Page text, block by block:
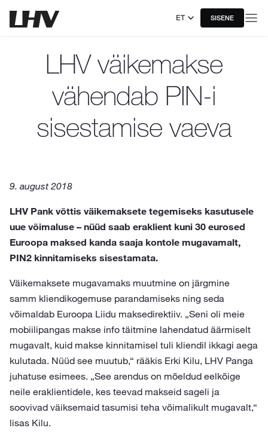
ET SISENE
LHV väikemakse
vähendab PIN-i
sisestamise vaeva
9. august 2018
LHV Pank võttis väikemaksete tegemiseks kasutusele
uue võimaluse – nüüd saab eraklient kuni 30 eurosed
Euroopa maksed kanda saaja kontole mugavamalt,
PIN2 kinnitamiseks sisestamata.
Väikemaksete mugavamaks muutmine on järgmine
samm kliendikogemuse parandamiseks ning seda
võimaldab Euroopa Liidu maksedirektiiv. „Seni oli meie
mobiilipangas makse info täitmine lahendatud äärmiselt
mugavalt, kuid makse kinnitamisel tuli kliendil ikkagi aega
kulutada. Nüüd see muutub,“ rääkis Erki Kilu, LHV Panga
juhatuse esimees. „See arendus on mõeldud eelkõige
neile eraklientidele, kes teevad makseid sageli ja
soovivad väiksemaid tasumisi teha võimalikult mugavalt,“
lisas Kilu.